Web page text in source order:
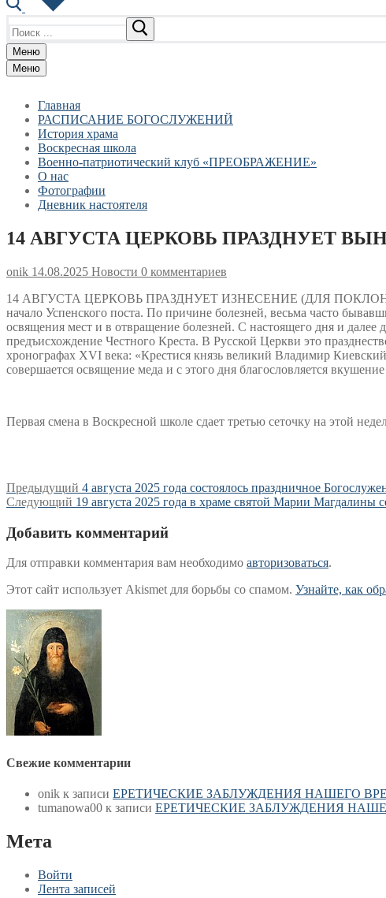
Меню
Меню
Главная
РАСПИСАНИЕ БОГОСЛУЖЕНИЙ
История храма
Воскресная школа
Военно-патриотический клуб «ПРЕОБРАЖЕНИЕ»
О нас
Фотографии
Дневник настоятеля
14 АВГУСТА ЦЕРКОВЬ ПРАЗДНУЕТ
onik 14.08.2025 Новости 0 комментариев
14 АВГУСТА ЦЕРКОВЬ ПРАЗДНУЕТ ИЗНЕСЕНИЕ (ДЛЯ
начало Успенского поста. По причине болезней, весьма часто
освящения мест и в отвращение болезней. С настоящего дня и
предъисхождение Честного Креста. В Русской Церкви это
хронографах ХVI века: «Крестися князь великий Владимир
совершается освящение меда и с этого дня благословляется
Первая смена в Воскресной школе сдает третью сеточку на этой
Навигация
по
записям
Предыдущий Предыдущая
запись:
4 августа 2025 года состоялось праздничное
Следующий Следующая
19 августа 2025 года в храме святой Марии Магдалины
Добавить комментарий
Для отправки комментария вам необходимо авторизоваться.
Этот сайт использует Akismet для борьбы со спамом. Узнайте, как
Свежие комментарии
onik к записи ЕРЕТИЧЕСКИЕ ЗАБЛУЖДЕНИЯ НАШЕГО
tumanowa00 к записи ЕРЕТИЧЕСКИЕ ЗАБЛУЖДЕНИЯ
Мета
Войти
Лента записей